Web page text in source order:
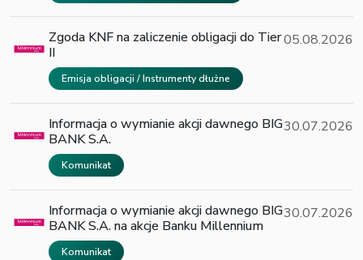
Zgoda KNF na zaliczenie obligacji do Tier
II
Emisja obligacji / Instrumenty dłużne
05.08.2026
Informacja o wymianie akcji dawnego BIG
BANK S.A.
Komunikat
30.07.2026
Informacja o wymianie akcji dawnego BIG
BANK S.A. na akcje Banku Millennium
Komunikat
30.07.2026